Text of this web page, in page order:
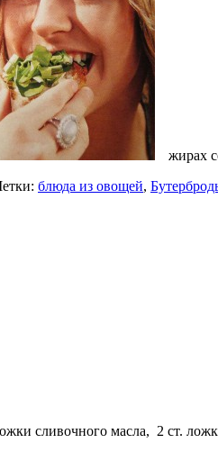
жирах
блюда из овощей,
сливочного масла, 2 ст.